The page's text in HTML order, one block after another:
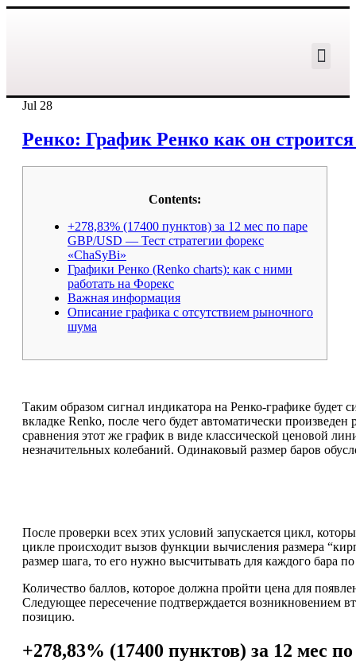
Jul 28
Ренко: График Ренко как он
Contents:
+278,83% (17400 пунктов) за 12 мес по паре
GBP/USD — Тест стратегии форекс
«ChaSyBi»
Графики Ренко (Renko charts): как с ними
работать на Форекс
Важная информация
Описание графика с отсутствием рыночного
шума
Таким образом сигнал индикатора на Ренко-графике будет
вкладке Renko, после чего будет автоматически
сравнения этот же график в виде классической ценовой
незначительных колебаний. Одинаковый размер баров
После проверки всех этих условий запускается цикл,
цикле происходит вызов функции вычисления размера
размер шага, то его нужно высчитывать для каждого бара
Количество баллов, которое должна пройти цена для
Следующее пересечение подтверждается возникновением
позицию.
+278,83% (17400 пунктов) за 12 мес